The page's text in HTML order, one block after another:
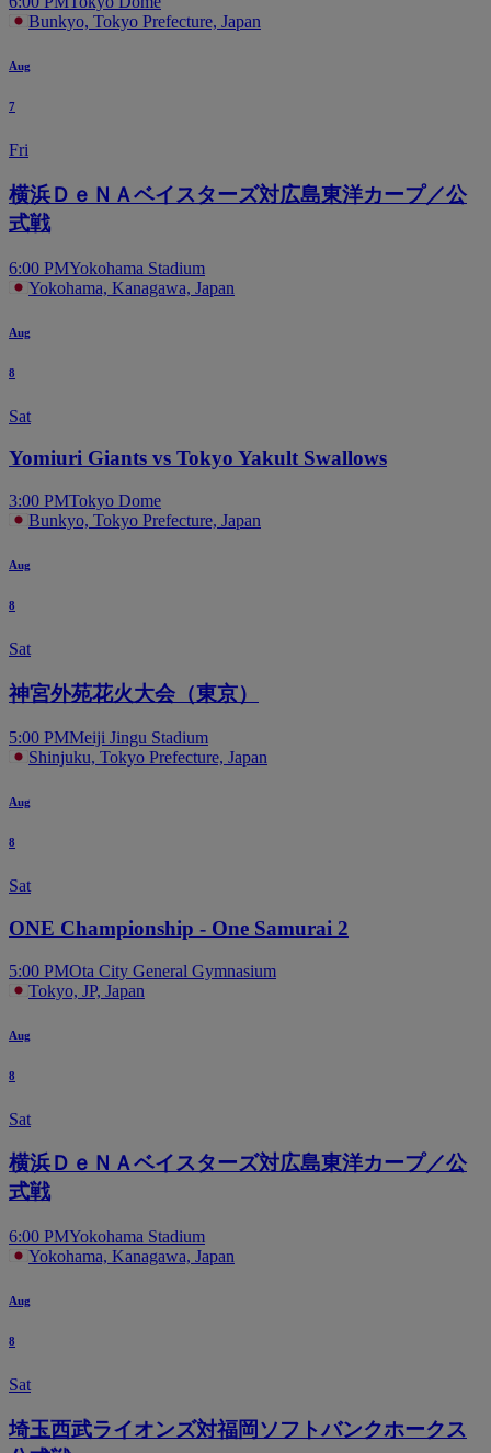
Bunkyo, Tokyo Prefecture, Japan
Aug
7
Fri
横浜ＤｅＮＡベイスターズ対広島東洋カープ／公
式戦
6:00 PMYokohama Stadium
Yokohama, Kanagawa, Japan
Aug
8
Sat
Yomiuri Giants vs Tokyo Yakult Swallows
3:00 PMTokyo Dome
Bunkyo, Tokyo Prefecture, Japan
Aug
8
Sat
神宮外苑花火大会（東京）
5:00 PMMeiji Jingu Stadium
Shinjuku, Tokyo Prefecture, Japan
Aug
8
Sat
ONE Championship - One Samurai 2
5:00 PMOta City General Gymnasium
Tokyo, JP, Japan
Aug
8
Sat
横浜ＤｅＮＡベイスターズ対広島東洋カープ／公
式戦
6:00 PMYokohama Stadium
Yokohama, Kanagawa, Japan
Aug
8
Sat
埼玉西武ライオンズ対福岡ソフトバンクホークス